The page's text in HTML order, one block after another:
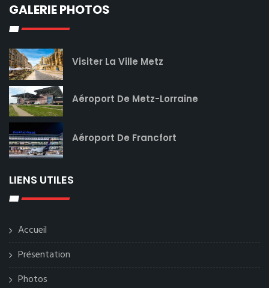
GALERIE PHOTOS
Visiter La Ville Metz
Aéroport De Metz-Lorraine
Aéroport De Francfort
LIENS UTILES
Accueil
Présentation
Photos